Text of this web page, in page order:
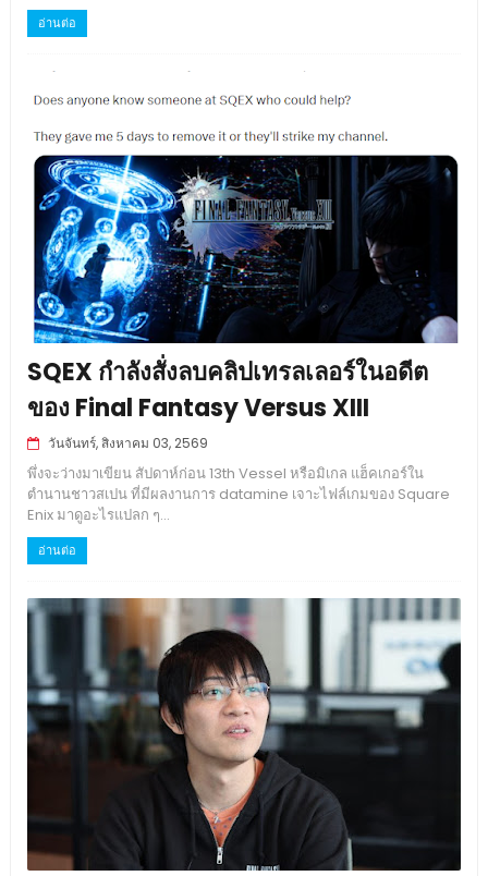
อ่านต่อ
SQEX กำลังสั่งลบคลิปเทรลเลอร์ในอดีต
ของ Final Fantasy Versus XIII
วันจันทร์, สิงหาคม 03, 2569
พึ่งจะว่างมาเขียน สัปดาห์ก่อน 13th Vessel หรือมิเกล แฮ็คเกอร์ใน
ตำนานชาวสเปน ที่มีผลงานการ datamine เจาะไฟล์เกมของ Square
Enix มาดูอะไรแปลก ๆ...
อ่านต่อ